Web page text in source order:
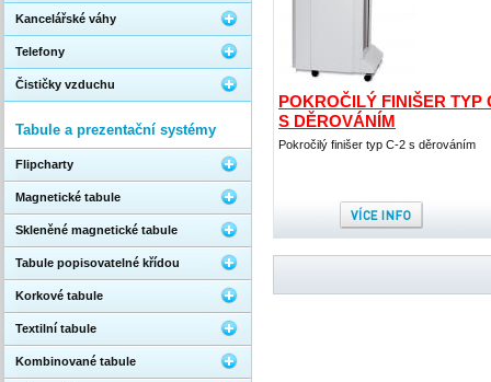
POKROČILÝ FINIŠER TYP
S DĚROVÁNÍM
Pokročilý finišer typ C-2 s děrováním
Kancelářské váhy
Telefony
Čističky vzduchu
Tabule a prezentační systémy
Flipcharty
Magnetické tabule
Skleněné magnetické tabule
Tabule popisovatelné křídou
Korkové tabule
Textilní tabule
Kombinované tabule